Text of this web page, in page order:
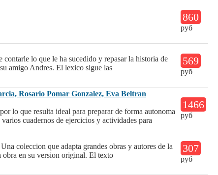
860
руб
lo que le ha sucedido y repasar la historia de
amigo Andres. El lexico sigue las
569
руб
Rosario Pomar Gonzalez, Eva Beltran
lo que resulta ideal para preparar de forma autonoma
cuadernos de ejercicios y actividades para
1466
руб
coleccion que adapta grandes obras y autores de la
obra en su version original. El texto
307
руб